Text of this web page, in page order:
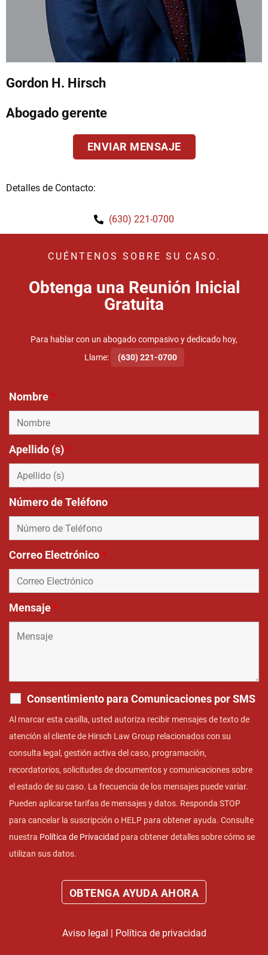
Gordon H. Hirsch
Abogado gerente
ENVIAR MENSAJE
Detalles de Contacto:
(630) 221-0700
CUÉNTENOS SOBRE SU CASO.
Obtenga una Reunión Inicial
Gratuita
Para hablar con un abogado compasivo y dedicado hoy,
Llame:
(630) 221-0700
Nombre*
Apellido (s)*
Número de Teléfono
Correo Electrónico*
Mensaje*
Consentimiento para Comunicaciones por SMS
Al marcar esta casilla, usted autoriza recibir mensajes de texto de
atención al cliente de Hirsch Law Group relacionados con su
consulta legal, gestión activa del caso, programación,
recordatorios, solicitudes de documentos y comunicaciones sobre
el estado de su caso. La frecuencia de los mensajes puede variar.
Pueden aplicarse tarifas de mensajes y datos. Responda STOP
para cancelar la suscripción o HELP para obtener ayuda. Consulte
nuestra Política de Privacidad para obtener detalles sobre cómo se
utilizan sus datos.
Aviso legal Política de privacidad